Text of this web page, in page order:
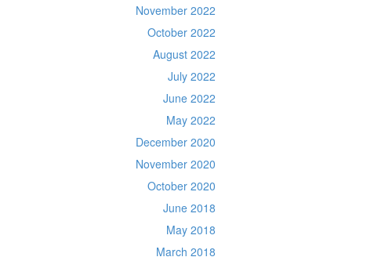
November 2022
October 2022
August 2022
July 2022
June 2022
May 2022
December 2020
November 2020
October 2020
June 2018
May 2018
March 2018